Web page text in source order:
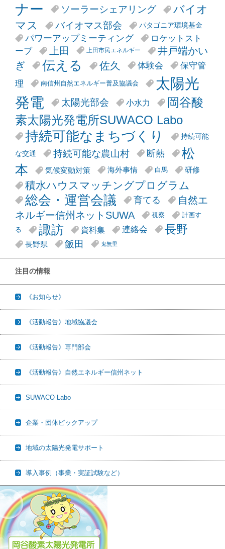
ナー
ソーラーシェアリング
バイオ
マス
バイオマス部会 パタゴニア環境基金
パワーアップミーティング
ロケットスト
ーブ
上田 上田市民エネルギー
井戸端かい
ぎ
伝える 佐久 体験会
保守管
理
南信州自然エネルギー普及協議会
太陽光
発電
太陽光部会 小水力
岡谷酸
素太陽光発電所SUWACO Labo
持続可能なまちづくり 持続可能
な交通 持続可能な農山村 断熱
松
本
気候変動対策 海外事情 白馬 研修
積水ハウスマッチングプログラム
総会・運営会議 育てる
自然エ
ネルギー信州ネットSUWA
視察
計画す
る
諏訪 資料集 連絡会 長野
長野県 飯田 鬼無里
注目の情報
《お知らせ》
《活動報告》地域協議会
《活動報告》専門部会
《活動報告》自然エネルギー信州ネット
SUWACO Labo
企業・団体ピックアップ
地域の太陽光発電サポート
導入事例（事業・実証試験など）